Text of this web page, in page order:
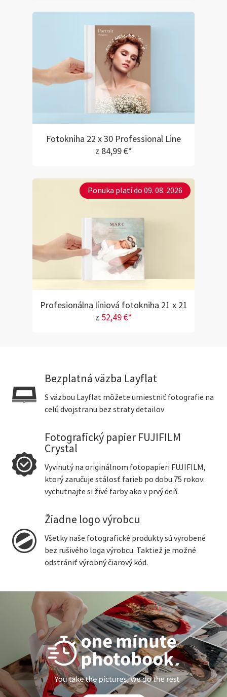
Fotokniha 22 x 30 Professional Line
z 84,99 €*
Ponuka platí do 09. 08. 2026
Profesionálna líniová fotokniha 21 x 21
z 52,49 €*
Bezplatná väzba Layflat
S väzbou Layflat môžete umiestniť fotografie na
celú dvojstranu bez straty detailov
Fotografický papier FUJIFILM
Crystal
Vyvinutý na originálnom fotopapieri FUJIFILM,
ktorý zaručuje stálosť farieb po dobu 75 rokov:
vychutnajte si živé farby ako v prvý deň.
Žiadne logo výrobcu
Všetky naše fotografické produkty sú vyrobené
bez rušivého loga výrobcu. Taktiež je možné
odstrániť výrobný čiarový kód.